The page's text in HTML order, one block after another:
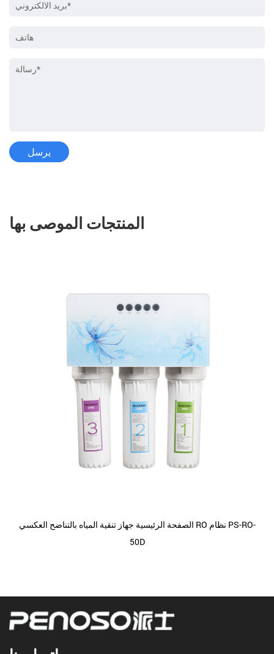
المنتجات الموصى بها
الصفحة الرئيسية جهاز تنقية المياه بالتناضح العكسي RO نظام PS-RO-
50D